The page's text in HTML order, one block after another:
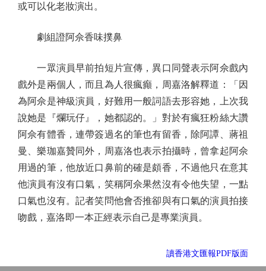
或可以化老妝演出。
劇組證阿佘香味撲鼻
一眾演員早前拍短片宣傳，異口同聲表示阿佘戲內
戲外是兩個人，而且為人很瘋癲，周嘉洛解釋道：「因
為阿佘是神級演員，好難用一般詞語去形容她，上次我
說她是『爛玩仔』，她都認的。」對於有瘋狂粉絲大讚
阿佘有體香，連帶簽過名的筆也有留香，除阿譚、蔣祖
曼、樂珈嘉贊同外，周嘉洛也表示拍攝時，曾拿起阿佘
用過的筆，他放近口鼻前的確是頗香，不過他只在意其
他演員有沒有口氣，笑稱阿佘果然沒有令他失望，一點
口氣也沒有。記者笑問他會否推卻與有口氣的演員拍接
吻戲，嘉洛即一本正經表示自己是專業演員。
讀香港文匯報PDF版面